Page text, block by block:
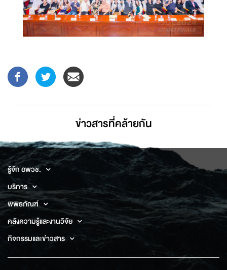
ข่าวสารที่่คล้ายกัน
รู้จัก อพวช.
บริการ
พิพิธภัณฑ์
คลังความรู้และงานวิจัย
กิจกรรมและข่าวสาร